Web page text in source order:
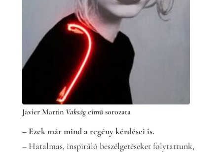
Javier Martin Vakságcímű sorozata
– Ezek már mind a regény kérdései is.
– Hatalmas, inspiráló beszélgetéseket folytattunk,